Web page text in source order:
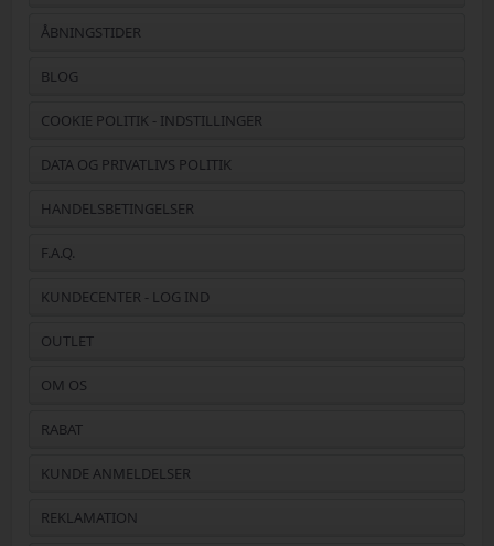
ÅBNINGSTIDER
BLOG
COOKIE POLITIK - INDSTILLINGER
DATA OG PRIVATLIVS POLITIK
HANDELSBETINGELSER
F.A.Q.
KUNDECENTER - LOG IND
OUTLET
OM OS
RABAT
KUNDE ANMELDELSER
REKLAMATION